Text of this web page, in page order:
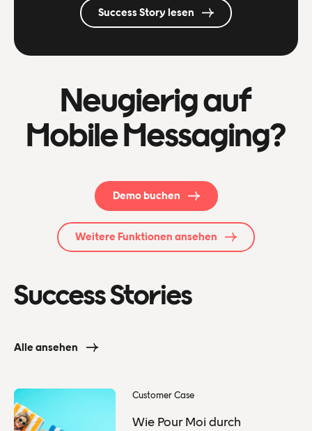
Success Story lesen
Neugierig auf
Mobile Messaging?
Demo buchen
Weitere Funktionen ansehen
Success Stories
Alle ansehen
Customer Case
Wie Pour Moi durch